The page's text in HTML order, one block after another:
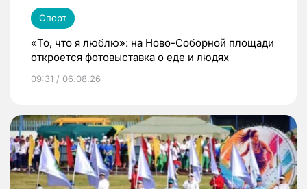
Спорт
«То, что я люблю»: на Ново-Соборной площади
откроется фотовыставка о еде и людях
09:31 / 06.08.26